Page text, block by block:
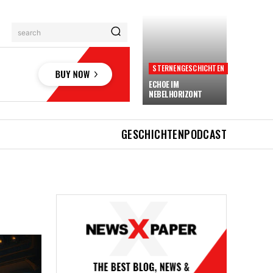
search
STERNENGESCHICHTEN
ECHOE IM
NEBELHORIZONT
GESCHICHTENPODCAST